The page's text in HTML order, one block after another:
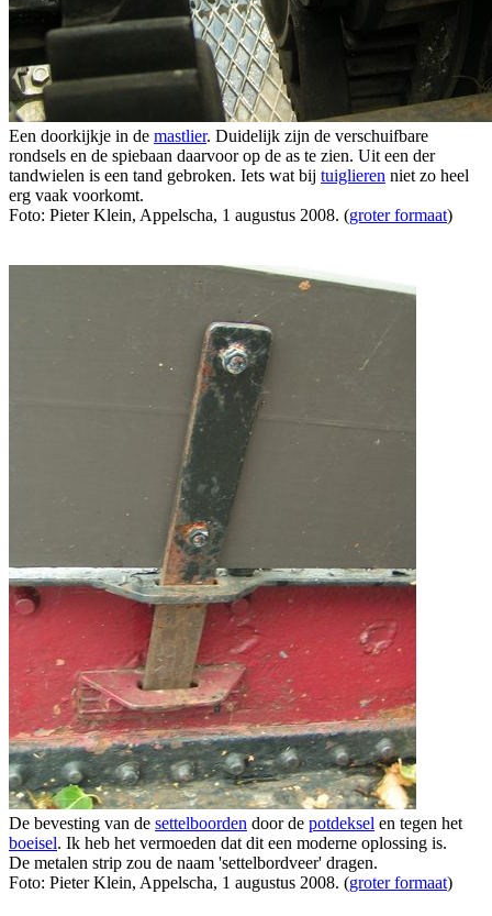
Een doorkijkje in de mastlier. Duidelijk zijn de verschuifbare
rondsels en de spiebaan daarvoor op de as te zien. Uit een der
tandwielen is een tand gebroken. Iets wat bij tuiglieren niet zo heel
erg vaak voorkomt.
Foto: Pieter Klein, Appelscha, 1 augustus 2008. (groter formaat)
De bevesting van de settelboorden door de potdeksel en tegen het
boeisel. Ik heb het vermoeden dat dit een moderne oplossing is.
De metalen strip zou de naam 'settelbordveer' dragen.
Foto: Pieter Klein, Appelscha, 1 augustus 2008. (groter formaat)